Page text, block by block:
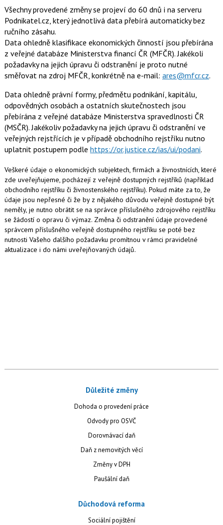
Všechny provedené změny se projeví do 60 dnů i na serveru
Podnikatel.cz, který jednotlivá data přebírá automaticky bez
ručního zásahu.
Data ohledně klasifikace ekonomických činností jsou přebírána
z veřejné databáze Ministerstva financí ČR (MFČR). Jakékoli
požadavky na jejich úpravu či odstranění je proto nutné
směřovat na zdroj MFČR, konkrétně na e-mail: ares@mfcr.cz.
Data ohledně právní formy, předmětu podnikání, kapitálu,
odpovědných osobách a ostatních skutečnostech jsou
přebírána z veřejné databáze Ministerstva spravedlnosti ČR
(MSČR). Jakékoliv požadavky na jejich úpravu či odstranění ve
veřejných rejstřících je v případě obchodního rejstříku nutno
uplatnit postupem podle https://or.justice.cz/ias/ui/podani.
Veškeré údaje o ekonomických subjektech, firmách a živnostnících, které
zde uveřejňujeme, pocházejí z veřejně dostupných rejstříků (například
obchodního rejstříku či živnostenského rejstříku). Pokud máte za to, že
údaje jsou nepřesné či že by z nějakého důvodu veřejně dostupné být
neměly, je nutno obrátit se na správce příslušného zdrojového rejstříku
se žádostí o opravu či výmaz. Změna či odstranění údaje provedené
správcem příslušného veřejně dostupného rejstříku se poté bez
nutnosti Vašeho dalšího požadavku promítnou v rámci pravidelné
aktualizace i do námi uveřejňovaných údajů.
Důležité změny
Dohoda o provedení práce
Odvody pro OSVČ
Dorovnávací daň
Daň z nemovitých věcí
Změny v DPH
Paušální daň
Důchodová reforma
Sociální pojištění